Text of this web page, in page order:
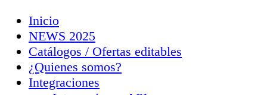
Inicio
NEWS 2025
Catálogos / Ofertas editables
¿Quienes somos?
Integraciones